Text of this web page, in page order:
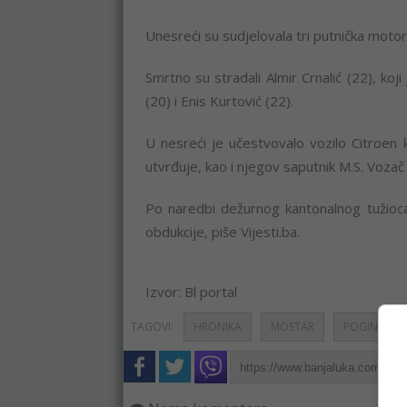
Unesreći su sudjelovala tri putnička
Smrtno su stradali Almir Crnalić (22),
(20) i Enis Kurtović (22).
U nesreći je učestvovalo vozilo
utvrđuje, kao i njegov saputnik M.S.
Po naredbi dežurnog kantonalnog
obdukcije, piše Vijesti.ba.
Izvor: Bl portal
TAGOVI: HRONIKA MOSTAR POGINULI